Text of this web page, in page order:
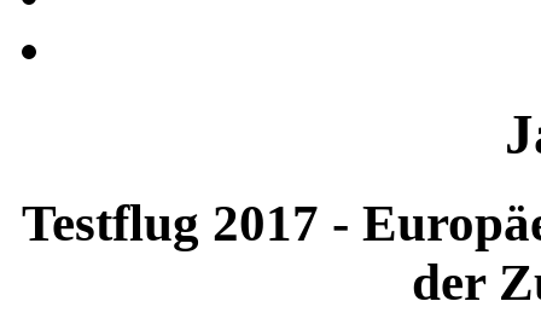
Testflug 2017 -
der